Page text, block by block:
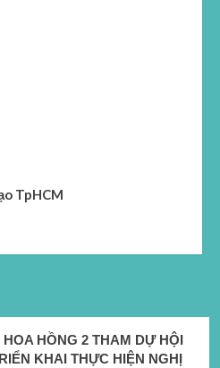
TpHCM
HỒNG 2 THAM DỰ HỘI
KHAI THỰC HIỆN NGHỊ